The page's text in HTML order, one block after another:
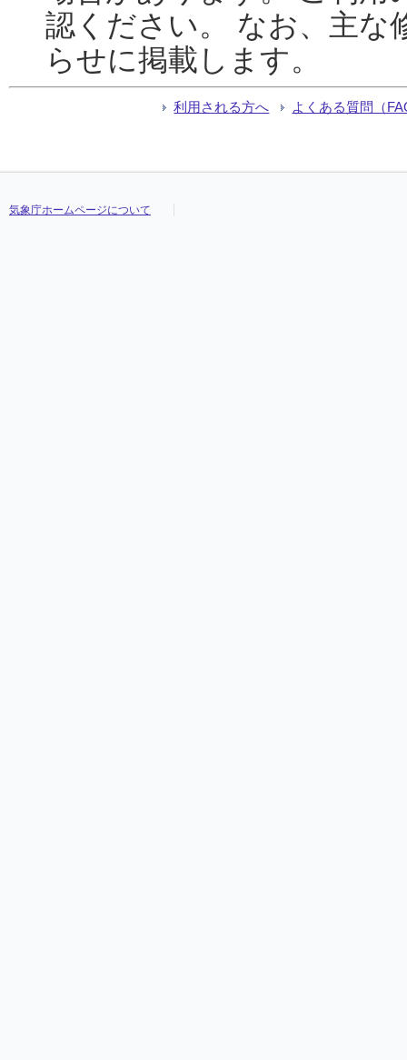
認ください。 なお、主な
らせに掲載します。
利用される方へ よくある質問（
気象庁ホームページについて